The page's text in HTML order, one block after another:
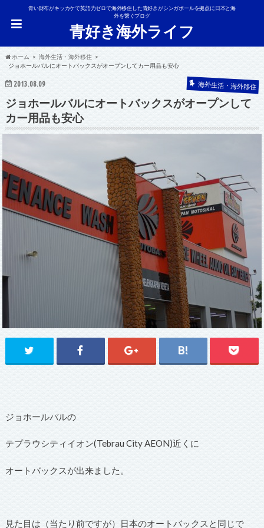
青い財布がキッカケで英語力ゼロで海外移住した青好きがシンガポールを拠点に日本と海
外を繋ぐブログ
青好き海外ライフ
ホーム
海外生活・海外移住
ジョホールバルにオートバックスがオープンしてカー用品も安心
2013.08.09 海外生活・海外移住
ジョホールバルにオートバックスがオープンして
カー用品も安心
ジョホールバルの
テプラウシティイオン(Tebrau City AEON)近くに
オートバックスが出来ました。
見た目は（当たり前ですが）日本のオートバックスと同じで